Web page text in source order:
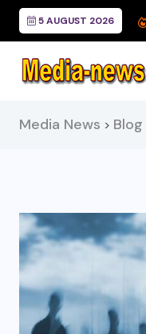
5 AUGUST 2026
Media News > Blog